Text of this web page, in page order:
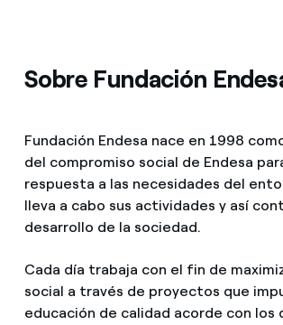
Sobre Fundación
Fundación Endesa nace en 1998
del compromiso social de Endesa
respuesta a las necesidades del
lleva a cabo sus actividades y así
desarrollo de la sociedad.
Cada día trabaja con el fin de
social a través de proyectos que
educación de calidad acorde con los